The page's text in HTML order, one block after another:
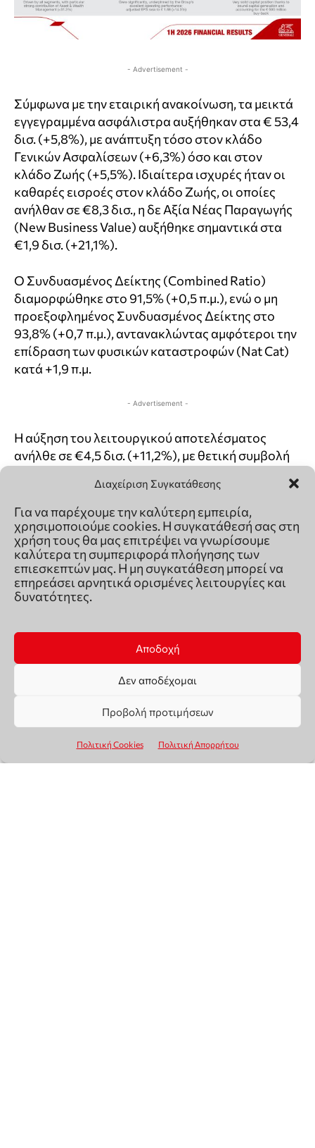
Διαχείριση Συγκατάθεσης
Για να παρέχουμε την καλύτερη εμπειρία,
χρησιμοποιούμε cookies. Η συγκατάθεσή σας στη
χρήση τους θα μας επιτρέψει να γνωρίσουμε
καλύτερα τη συμπεριφορά πλοήγησης των
επιεσκεπτών μας. Η μη συγκατάθεση μπορεί να
επηρεάσει αρνητικά ορισμένες λειτουργίες και
δυνατότητες.
Αποδοχή
Δεν αποδέχομαι
Προβολή προτιμήσεων
Πολιτική Cookies Πολιτική Απορρήτου